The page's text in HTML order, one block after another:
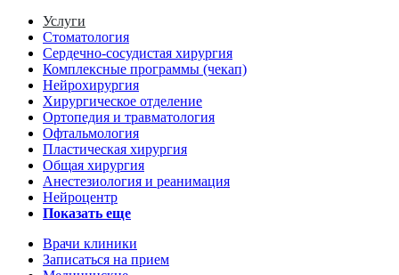
Услуги
Стоматология
Сердечно-сосудистая хирургия
Комплексные программы (чекап)
Нейрохирургия
Хирургическое отделение
Ортопедия и травматология
Офтальмология
Пластическая хирургия
Общая хирургия
Анестезиология и реанимация
Нейроцентр
Показать еще
Врачи клиники
Записаться на прием